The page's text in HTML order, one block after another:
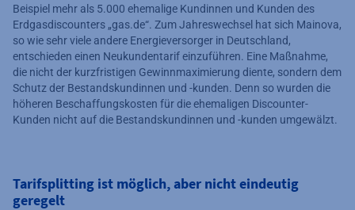
Beispiel mehr als 5.000 ehemalige Kundinnen und Kunden des
Erdgasdiscounters „gas.de“. Zum Jahreswechsel hat sich Mainova,
so wie sehr viele andere Energieversorger in Deutschland,
entschieden einen Neukundentarif einzuführen. Eine Maßnahme,
die nicht der kurzfristigen Gewinnmaximierung diente, sondern dem
Schutz der Bestandskundinnen und -kunden. Denn so wurden die
höheren Beschaffungskosten für die ehemaligen Discounter-
Kunden nicht auf die Bestandskundinnen und -kunden umgewälzt.
Tarifsplitting ist möglich, aber nicht eindeutig
geregelt